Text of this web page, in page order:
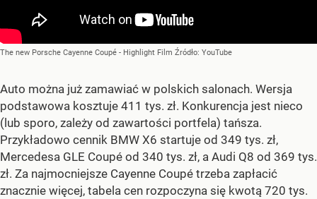
The new Porsche Cayenne Coupé - Highlight Film Źródło: YouTube
Auto można już zamawiać w polskich salonach. Wersja
podstawowa kosztuje 411 tys. zł. Konkurencja jest nieco
(lub sporo, zależy od zawartości portfela) tańsza.
Przykładowo cennik BMW X6 startuje od 349 tys. zł,
Mercedesa GLE Coupé od 340 tys. zł, a Audi Q8 od 369 tys.
zł. Za najmocniejsze Cayenne Coupé trzeba zapłacić
znacznie więcej, tabela cen rozpoczyna się kwotą 720 tys.